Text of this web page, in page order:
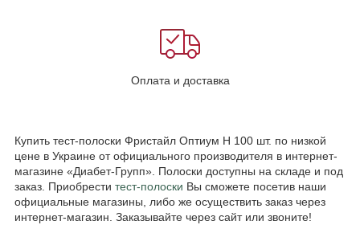
Оплата и доставка
Купить тест-полоски Фристайл Оптиум Н 100 шт. по низкой
цене в Украине от официального производителя в интернет-
магазине «Диабет-Групп». Полоски доступны на складе и под
заказ. Приобрести тест-полоски Вы сможете посетив наши
официальные магазины, либо же осуществить заказ через
интернет-магазин. Заказывайте через сайт или звоните!